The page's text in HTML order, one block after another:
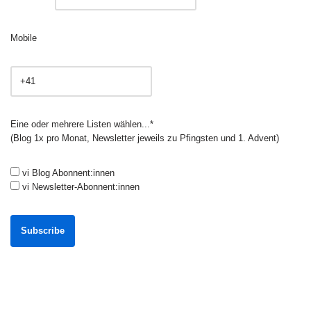
Mobile
Eine oder mehrere Listen wählen...*
(Blog 1x pro Monat, Newsletter jeweils zu Pfingsten und 1. Advent)
vi Blog Abonnent:innen
vi Newsletter-Abonnent:innen